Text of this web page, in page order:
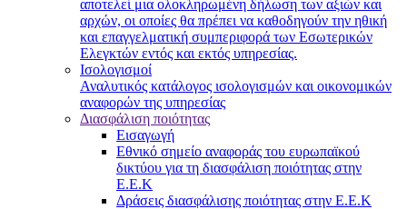
αποτελεί μια ολοκληρωμένη δήλωση των αξιών και
αρχών, οι οποίες θα πρέπει να καθοδηγούν την ηθική
και επαγγελματική συμπεριφορά των Εσωτερικών
Ελεγκτών εντός και εκτός υπηρεσίας.
Ισολογισμοί
Αναλυτικός κατάλογος ισολογισμών και οικονομικών
αναφορών της υπηρεσίας
Διασφάλιση ποιότητας
Εισαγωγή
Εθνικό σημείο αναφοράς του ευρωπαϊκού
δικτύου για τη διασφάλιση ποιότητας στην
Ε.Ε.Κ
Δράσεις διασφάλισης ποιότητας στην Ε.Ε.Κ